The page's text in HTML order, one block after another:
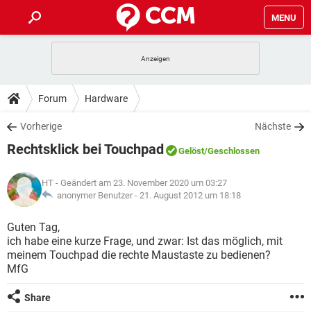
MENU
ANDROID
WINDOWS 10
WHATSAPP TIKTOK
FACEBOOK
TIPPS & TRICKS
SPIELE
WHATSAPP TIKTOK
FACEBOOK
DOWNLOADS
SPIELE STREAMING
ANDROID
WINDOWS 10 INSTAGRAM
WHATSAPP
FACEBOOK HARDWARE
SPIELE STREAMING
ANDROID
WINDOWS 10
WHATSAPP TIKTOK
LEXIKON
SPIELE
ANDROID IOS
WINDOWS 10
WHATSAPP
Forum Hardware
Vorherige Nächste
Rechtsklick bei Touchpad Gelöst/Geschlossen
HT - Geändert am 23. November 2020 um 03:27
anonymer Benutzer - 21. August 2012 um 18:18
Guten Tag,
ich habe eine kurze Frage, und zwar: Ist das möglich, mit
meinem Touchpad die rechte Maustaste zu bedienen?
MfG
Share